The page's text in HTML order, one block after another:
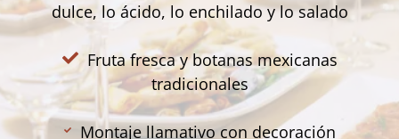
dulce, lo ácido, lo enchilado y lo salado
Fruta fresca y botanas mexicanas
tradicionales
Montaje llamativo con decoración